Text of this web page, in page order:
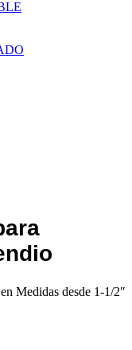
Medidas desde 1-1/2″